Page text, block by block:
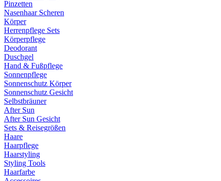
Pinzetten
Nasenhaar Scheren
Körper
Herrenpflege Sets
Körperpflege
Deodorant
Duschgel
Hand & Fußpflege
Sonnenpflege
Sonnenschutz Körper
Sonnenschutz Gesicht
Selbstbräuner
After Sun
After Sun Gesicht
Sets & Reisegrößen
Haare
Haarpflege
Haarstyling
Styling Tools
Haarfarbe